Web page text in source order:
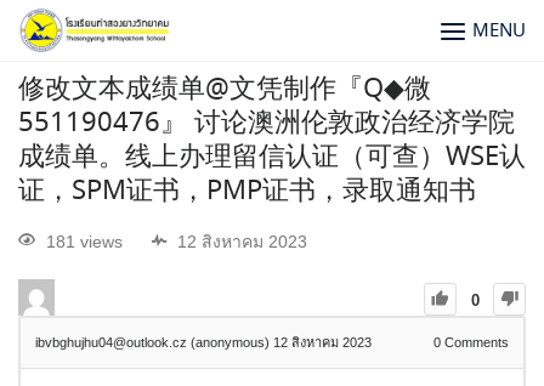
MENU
修改文本成绩单@文凭制作『Q◆微
551190476』 讨论澳洲伦敦政治经济学院
成绩单。线上办理留信认证（可查）WSE认
证，SPM证书，PMP证书，录取通知书
181 views 12 สิงหาคม 2023
0
ibvbghujhu04@outlook.cz (anonymous) 12 สิงหาคม 2023 0 Comments